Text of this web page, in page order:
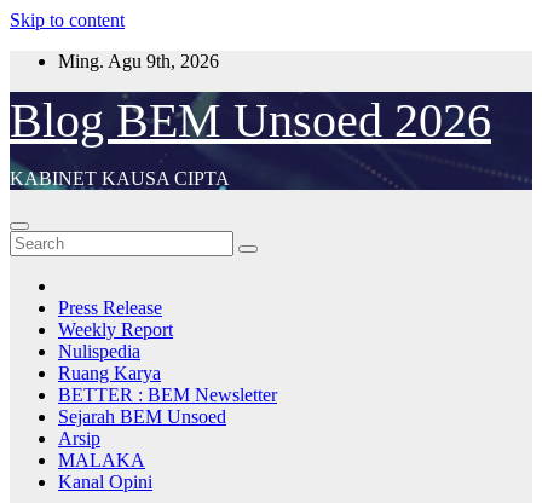
Skip to content
Ming. Agu 9th, 2026
Blog BEM Unsoed 2026
KABINET KAUSA CIPTA
Press Release
Weekly Report
Nulispedia
Ruang Karya
BETTER : BEM Newsletter
Sejarah BEM Unsoed
Arsip
MALAKA
Kanal Opini